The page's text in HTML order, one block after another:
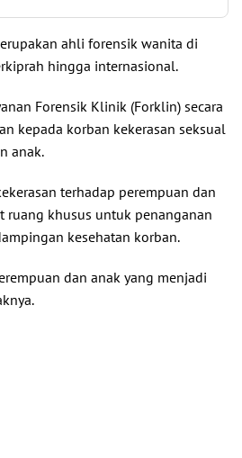
ahli forensik wanita di
hingga internasional.
Forensik Klinik (Forklin) secara
kepada korban kekerasan seksual
anak.
terhadap perempuan dan
ruang khusus untuk penanganan
kesehatan korban.
dan anak yang menjadi